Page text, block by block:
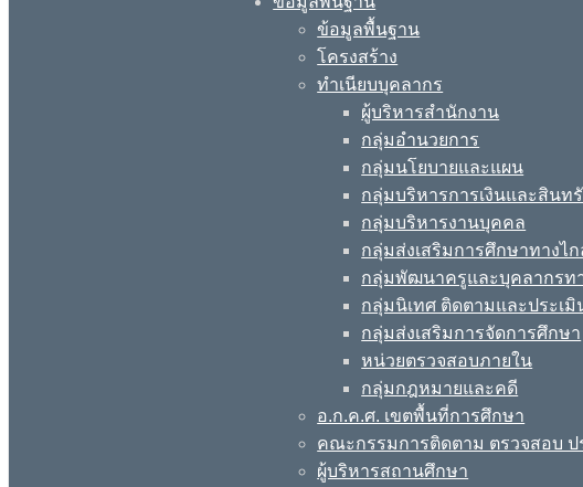
ข้อมูลพื้นฐาน
โครงสร้าง
ทำเนียบบุคลากร
ผู้บริหารสำนักงาน
กลุ่มอำนวยการ
กลุ่มนโยบายและแผน
กลุ่มบริหารการเงินและสินท
กลุ่มบริหารงานบุคคล
กลุ่มส่งเสริมการศึกษาทางไ
กลุ่มพัฒนาครูและบุคลากรท
กลุ่มนิเทศ ติดตามและประเ
กลุ่มส่งเสริมการจัดการศึกษา
หน่วยตรวจสอบภายใน
กลุ่มกฎหมายและคดี
อ.ก.ค.ศ. เขตพื้นที่การศึกษา
คณะกรรมการติดตาม ตรวจสอบ ป
ผู้บริหารสถานศึกษา